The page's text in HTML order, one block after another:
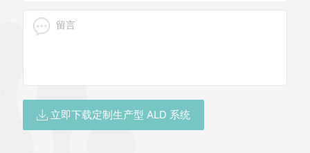
立即下载定制生产型 ALD 系统